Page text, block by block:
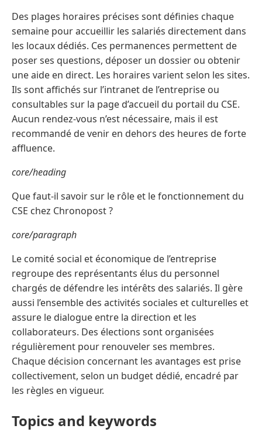
Des plages horaires précises sont définies chaque
semaine pour accueillir les salariés directement dans
les locaux dédiés. Ces permanences permettent de
poser ses questions, déposer un dossier ou obtenir
une aide en direct. Les horaires varient selon les sites.
Ils sont affichés sur l’intranet de l’entreprise ou
consultables sur la page d’accueil du portail du CSE.
Aucun rendez-vous n’est nécessaire, mais il est
recommandé de venir en dehors des heures de forte
affluence.
core/heading
Que faut-il savoir sur le rôle et le fonctionnement du
CSE chez Chronopost ?
core/paragraph
Le comité social et économique de l’entreprise
regroupe des représentants élus du personnel
chargés de défendre les intérêts des salariés. Il gère
aussi l’ensemble des activités sociales et culturelles et
assure le dialogue entre la direction et les
collaborateurs. Des élections sont organisées
régulièrement pour renouveler ses membres.
Chaque décision concernant les avantages est prise
collectivement, selon un budget dédié, encadré par
les règles en vigueur.
Topics and keywords